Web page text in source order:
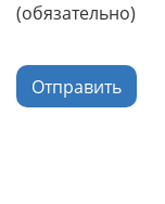
(обязательно)
Отправить